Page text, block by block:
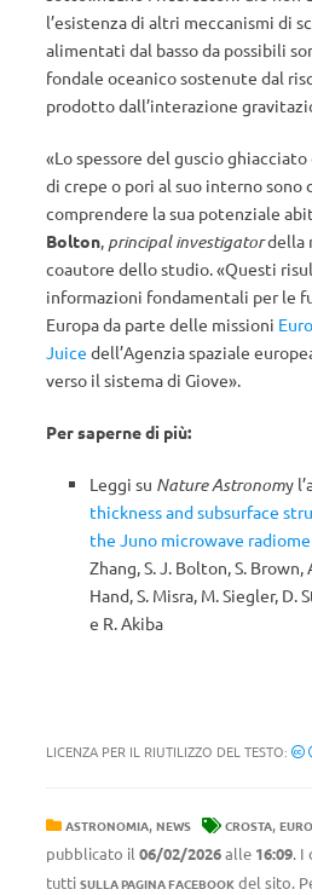
l’esistenza di altri meccanismi di
alimentati dal basso da possibili
fondale oceanico sostenute dal
prodotto dall’interazione
«Lo spessore del guscio ghiacciato
di crepe o pori al suo interno sono
comprendere la sua potenziale
Bolton, principal investigatordella
coautore dello studio. «Questi
informazioni fondamentali per le
Europa da parte delle missioni
Juice dell’Agenzia spaziale
verso il sistema di Giove».
Per saperne di più:
Leggi su Nature Astronomy
thickness and subsurface
the Juno microwave
Zhang, S. J. Bolton, S. Brown,
Hand, S. Misra, M. Siegler, D.
e R. Akiba
LICENZA PER IL RIUTILIZZO DEL TESTO:
ASTRONOMIA, NEWS CROSTA,
pubblicato il 06/02/2026alle 16:09. I
tutti SULLA PAGINA FACEBOOK del sito.